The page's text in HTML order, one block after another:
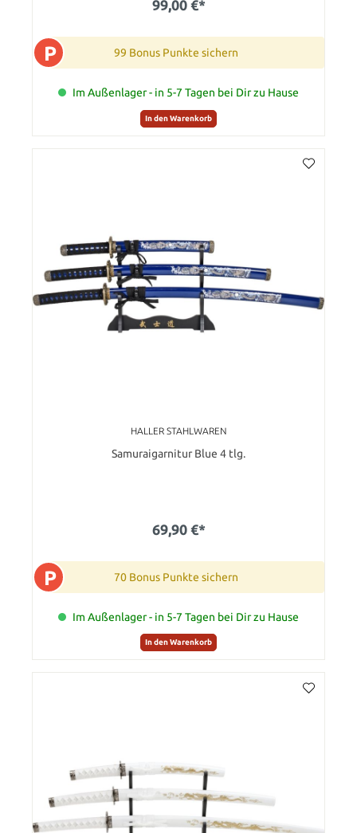
99,00 €*
P 99 Bonus Punkte sichern
Im Außenlager - in 5-7 Tagen bei Dir zu Hause
In den Warenkorb
HALLER STAHLWAREN
Samuraigarnitur Blue 4 tlg.
69,90 €*
P 70 Bonus Punkte sichern
Im Außenlager - in 5-7 Tagen bei Dir zu Hause
In den Warenkorb